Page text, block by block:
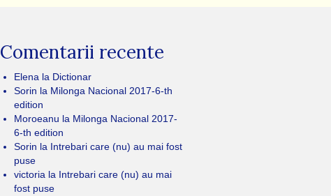
Comentarii recente
Elena la Dictionar
Sorin la Milonga Nacional 2017-6-th
edition
Moroeanu la Milonga Nacional 2017-
6-th edition
Sorin la Intrebari care (nu) au mai fost
puse
victoria la Intrebari care (nu) au mai
fost puse